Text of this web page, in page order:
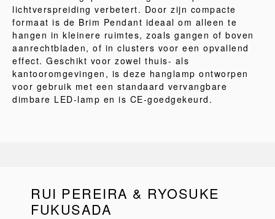
lichtverspreiding verbetert. Door zijn compacte
formaat is de Brim Pendant ideaal om alleen te
hangen in kleinere ruimtes, zoals gangen of boven
aanrechtbladen, of in clusters voor een opvallend
effect. Geschikt voor zowel thuis- als
kantooromgevingen, is deze hanglamp ontworpen
voor gebruik met een standaard vervangbare
dimbare LED-lamp en is CE-goedgekeurd.
RUI PEREIRA & RYOSUKE
FUKUSADA